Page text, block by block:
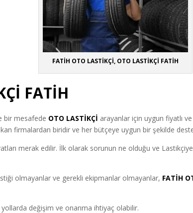
FATİH OTO LASTİKÇİ, OTO LASTİKÇİ FATİH
FATİH
bir mesafede OTO LASTİKÇİ arayanlar için uygun fiyatlı
firmalardan biridir ve her bütçeye uygun bir şekilde
merak edilir. İlk olarak sorunun ne olduğu ve
olmayanlar ve gerekli ekipmanlar olmayanlar, FATİH
değişim ve onarıma ihtiyaç olabilir.